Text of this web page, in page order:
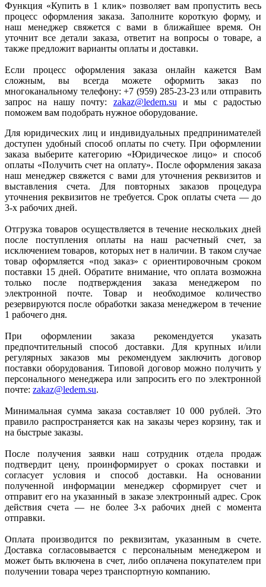
Функция «Купить в 1 клик» позволяет вам пропустить весь
процесс оформления заказа. Заполните короткую форму, и
наш менеджер свяжется с вами в ближайшее время. Он
уточнит все детали заказа, ответит на вопросы о товаре, а
также предложит варианты оплаты и доставки.
Если процесс оформления заказа онлайн кажется Вам
сложным, вы всегда можете оформить заказ по
многоканальному телефону: +7 (959) 285-23-23 или отправить
запрос на нашу почту: zakaz@ledem.su и мы с радостью
поможем вам подобрать нужное оборудование.
Для юридических лиц и индивидуальных предпринимателей
доступен удобный способ оплаты по счету. При оформлении
заказа выберите категорию «Юридическое лицо» и способ
оплаты «Получить счет на оплату». После оформления заказа
наш менеджер свяжется с вами для уточнения реквизитов и
выставления счета. Для повторных заказов процедура
уточнения реквизитов не требуется. Срок оплаты счета — до
3-х рабочих дней.
Отгрузка товаров осуществляется в течение нескольких дней
после поступления оплаты на наш расчетный счет, за
исключением товаров, которых нет в наличии. В таком случае
товар оформляется «под заказ» с ориентировочным сроком
поставки 15 дней. Обратите внимание, что оплата возможна
только после подтверждения заказа менеджером по
электронной почте. Товар и необходимое количество
резервируются после обработки заказа менеджером в течение
1 рабочего дня.
При оформлении заказа рекомендуется указать
предпочтительный способ доставки. Для крупных и/или
регулярных заказов мы рекомендуем заключить договор
поставки оборудования. Типовой договор можно получить у
персонального менеджера или запросить его по электронной
почте: zakaz@ledem.su.
Минимальная сумма заказа составляет 10 000 рублей. Это
правило распространяется как на заказы через корзину, так и
на быстрые заказы.
После получения заявки наш сотрудник отдела продаж
подтвердит цену, проинформирует о сроках поставки и
согласует условия и способ доставки. На основании
полученной информации менеджер сформирует счет и
отправит его на указанный в заказе электронный адрес. Срок
действия счета — не более 3-х рабочих дней с момента
отправки.
Оплата производится по реквизитам, указанным в счете.
Доставка согласовывается с персональным менеджером и
может быть включена в счет, либо оплачена покупателем при
получении товара через транспортную компанию.